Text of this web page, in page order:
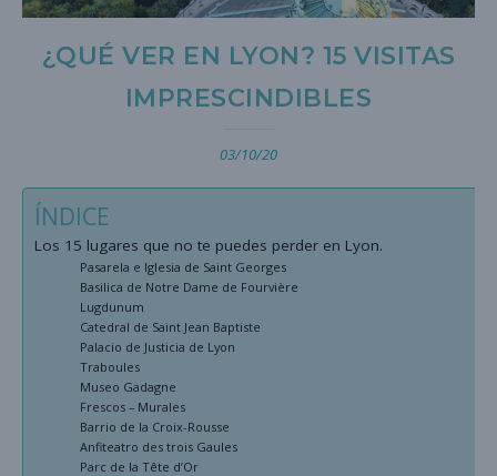
¿QUÉ VER EN LYON? 15 VISITAS
IMPRESCINDIBLES
03/10/20
ÍNDICE
Los 15 lugares que no te puedes perder en Lyon.
Pasarela e Iglesia de Saint Georges
Basilica de Notre Dame de Fourvière
Lugdunum
Catedral de Saint Jean Baptiste
Palacio de Justicia de Lyon
Traboules
Museo Gadagne
Frescos – Murales
Barrio de la Croix-Rousse
Anfiteatro des trois Gaules
Parc de la Tête d’Or